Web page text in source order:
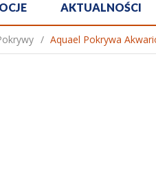
AKTUALNOŚCI
Aquael Pokrywa